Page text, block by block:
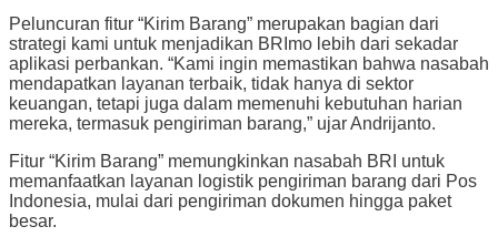
Peluncuran fitur “Kirim Barang” merupakan bagian dari
strategi kami untuk menjadikan BRImo lebih dari sekadar
aplikasi perbankan. “Kami ingin memastikan bahwa nasabah
mendapatkan layanan terbaik, tidak hanya di sektor
keuangan, tetapi juga dalam memenuhi kebutuhan harian
mereka, termasuk pengiriman barang,” ujar Andrijanto.
Fitur “Kirim Barang” memungkinkan nasabah BRI untuk
memanfaatkan layanan logistik pengiriman barang dari Pos
Indonesia, mulai dari pengiriman dokumen hingga paket
besar.